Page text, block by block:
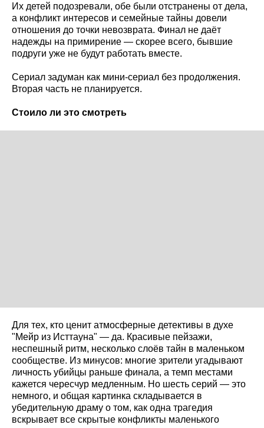
Их детей подозревали, обе были отстранены от дела,
а конфликт интересов и семейные тайны довели
отношения до точки невозврата. Финал не даёт
надежды на примирение — скорее всего, бывшие
подруги уже не будут работать вместе.
Сериал задуман как мини-сериал без продолжения.
Вторая часть не планируется.
Стоило ли это смотреть
Для тех, кто ценит атмосферные детективы в духе
"Мейр из Исттауна" — да. Красивые пейзажи,
неспешный ритм, несколько слоёв тайн в маленьком
сообществе. Из минусов: многие зрители угадывают
личность убийцы раньше финала, а темп местами
кажется чересчур медленным. Но шесть серий — это
немного, и общая картинка складывается в
убедительную драму о том, как одна трагедия
вскрывает все скрытые конфликты маленького